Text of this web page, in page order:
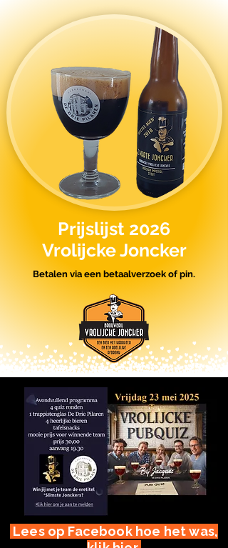
Prijslijst 2026
Vrolijcke Joncker
Betalen via een betaalverzoek of pin.
Lees op Facebook hoe het was,